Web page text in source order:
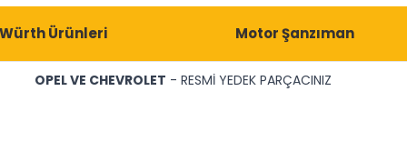
Würth Ürünleri Motor Şanzıman
OPEL VE CHEVROLET - RESMİ YEDEK PARÇACINIZ